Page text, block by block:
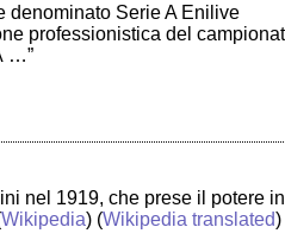
denominato Serie A Enilive
professionistica del
…”
nel 1919, che prese il potere
Wikipedia) (Wikipedia translated)